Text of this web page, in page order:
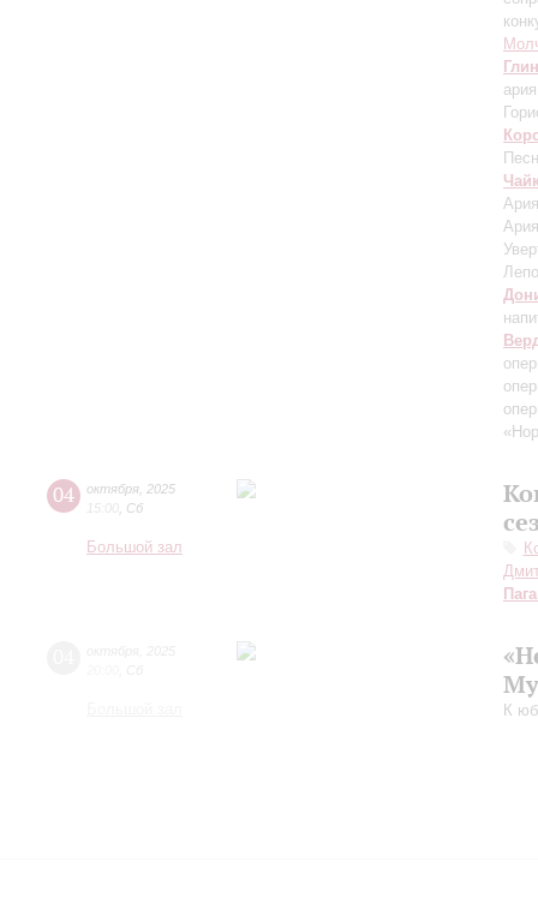
04 октября 2025
15:00 Сб
Большой зал
К